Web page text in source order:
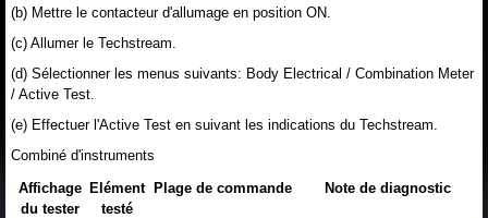
(b) Mettre le contacteur d'allumage en position ON.
(c) Allumer le Techstream.
(d) Sélectionner les menus suivants: Body Electrical / Combination Meter
/ Active Test.
(e) Effectuer l'Active Test en suivant les indications du Techstream.
Combiné d'instruments
Affichage
du tester
Elément
testé
Plage de commande Note de diagnostic